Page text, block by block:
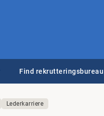
Find rekrutteringsbureau
Lederkarriere